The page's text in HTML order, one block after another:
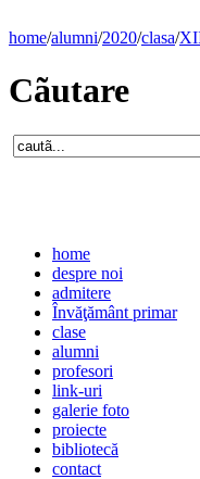
home/alumni/2020/clasa/
Cãutare
home
despre noi
admitere
Învăţământ primar
clase
alumni
profesori
link-uri
galerie foto
proiecte
bibliotecă
contact